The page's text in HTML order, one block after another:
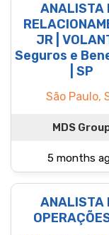
ANALISTA
JR |
Seguros e
| SP
São Paulo,
MDS
5 months
ANALISTA